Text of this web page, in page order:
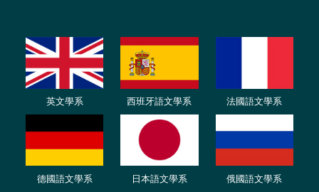
英文學系 西班牙語文學系 法國語文學系
德國語文學系 日本語文學系 俄國語文學系